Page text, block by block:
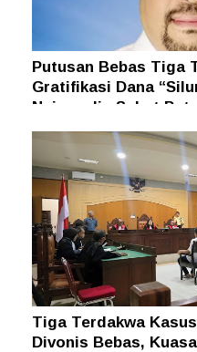
Putusan Bebas Tiga
Gratifikasi Dana
Najamudin Sebut
Ganjil
Tiga Terdakwa
Divonis Bebas,